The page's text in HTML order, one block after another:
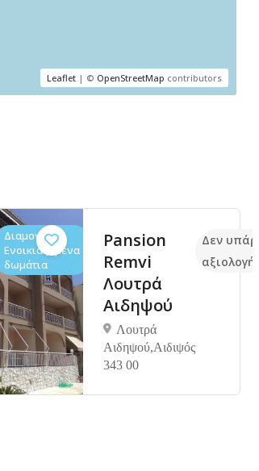
Leaflet| © OpenStreetMap contributors
Διαμονή,
Ενοικιαζόμενα
δωμάτια
Pansion
Remvi
Λουτρά
Αιδηψού
Λουτρά
Αιδηψού,Αιδιψός
343 00
Δεν